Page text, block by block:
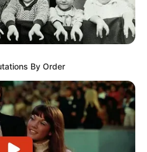
By Order